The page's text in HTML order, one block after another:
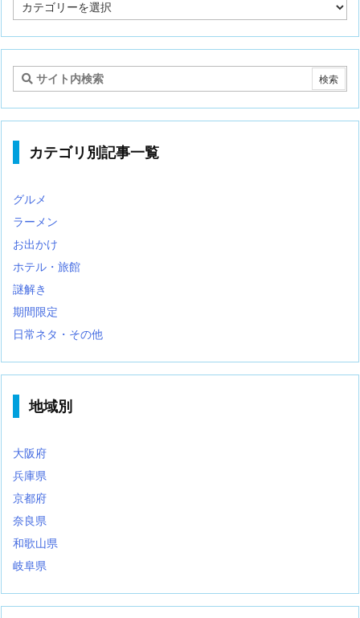
事
テ
リ
カテゴリ別記事一覧
グルメ
ラーメン
お出かけ
ホテル・旅館
謎解き
期間限定
日常ネタ・その他
地域別
大阪府
兵庫県
京都府
奈良県
和歌山県
岐阜県